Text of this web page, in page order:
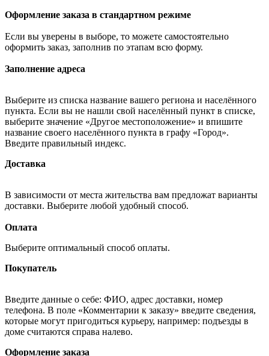
Оформление заказа в стандартном режиме
Если вы уверены в выборе, то можете самостоятельно
оформить заказ, заполнив по этапам всю форму.
Заполнение адреса
Выберите из списка название вашего региона и населённого
пункта. Если вы не нашли свой населённый пункт в списке,
выберите значение «Другое местоположение» и впишите
название своего населённого пункта в графу «Город».
Введите правильный индекс.
Доставка
В зависимости от места жительства вам предложат варианты
доставки. Выберите любой удобный способ.
Оплата
Выберите оптимальный способ оплаты.
Покупатель
Введите данные о себе: ФИО, адрес доставки, номер
телефона. В поле «Комментарии к заказу» введите сведения,
которые могут пригодиться курьеру, например: подъезды в
доме считаются справа налево.
Оформление заказа